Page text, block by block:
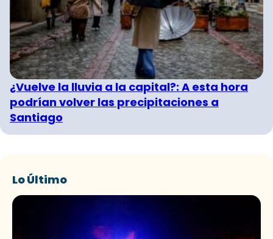
¿Vuelve la lluvia a la capital?: A esta hora
podrían volver las precipitaciones a
Santiago
Lo Último